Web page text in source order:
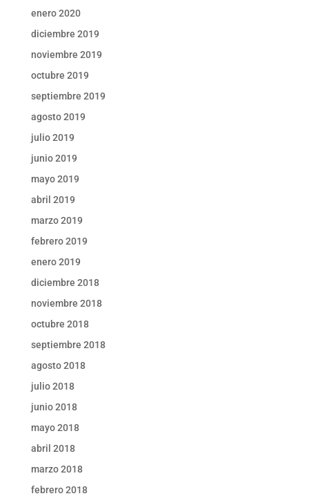
enero 2020
diciembre 2019
noviembre 2019
octubre 2019
septiembre 2019
agosto 2019
julio 2019
junio 2019
mayo 2019
abril 2019
marzo 2019
febrero 2019
enero 2019
diciembre 2018
noviembre 2018
octubre 2018
septiembre 2018
agosto 2018
julio 2018
junio 2018
mayo 2018
abril 2018
marzo 2018
febrero 2018